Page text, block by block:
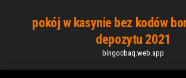
pokój w kasynie bez kodów
depozytu 2021
bingocbaq.web.app